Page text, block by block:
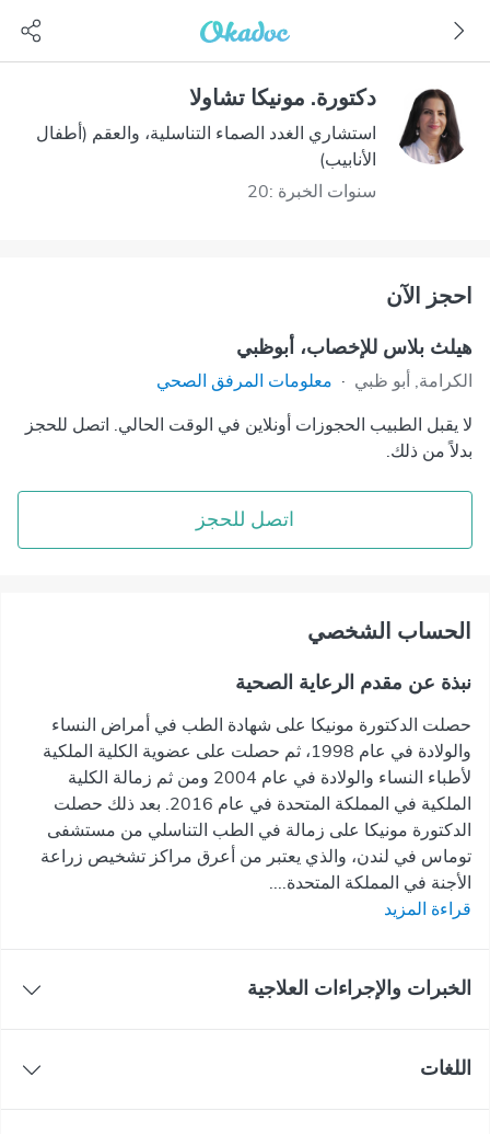
دكتورة. مونيكا تشاولا
استشاري الغدد الصماء التناسلية، والعقم (أطفال
الأنابيب)
سنوات الخبرة :20
احجز الآن
هيلث بلاس للإخصاب، أبوظبي
الكرامة, أبو ظبي · معلومات المرفق الصحي
لا يقبل الطبيب الحجوزات أونلاين في الوقت الحالي. اتصل للحجز
بدلاً من ذلك.
اتصل للحجز
اﻟﺤﺴﺎﺏ اﻟﺸﺨﺼﻲ
نبذة عن مقدم الرعاية الصحية
حصلت الدكتورة مونيكا على شهادة الطب في أمراض النساء
والولادة في عام 1998، ثم حصلت على عضوية الكلية الملكية
لأطباء النساء والولادة في عام 2004 ومن ثم زمالة الكلية
الملكية في المملكة المتحدة في عام 2016. بعد ذلك حصلت
الدكتورة مونيكا على زمالة في الطب التناسلي من مستشفى
توماس في لندن، والذي يعتبر من أعرق مراكز تشخيص زراعة
الأجنة في المملكة المتحدة....
قراءة المزيد
الخبرات والإجراءات العلاجية
اللغات